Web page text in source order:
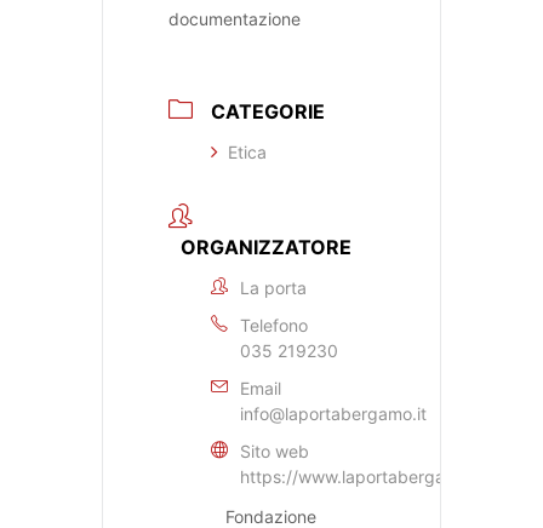
documentazione
CATEGORIE
Etica
ORGANIZZATORE
La porta
Telefono
035 219230
Email
info@laportabergamo.it
Sito web
https://www.laportabergamo.it
Fondazione